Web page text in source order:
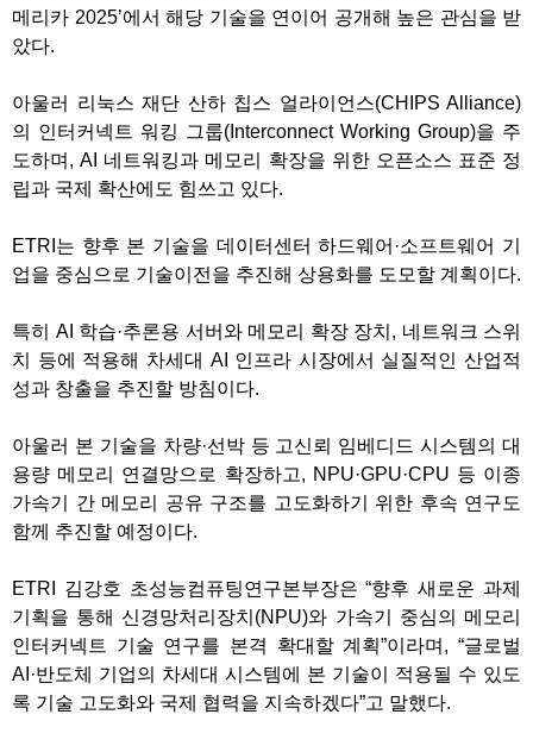
메리카 2025’에서 해당 기술을 연이어 공개해 높은 관심을 받
았다.
아울러 리눅스 재단 산하 칩스 얼라이언스(CHIPS Alliance)
의 인터커넥트 워킹 그룹(Interconnect Working Group)을 주
도하며, AI 네트워킹과 메모리 확장을 위한 오픈소스 표준 정
립과 국제 확산에도 힘쓰고 있다.
ETRI는 향후 본 기술을 데이터센터 하드웨어·소프트웨어 기
업을 중심으로 기술이전을 추진해 상용화를 도모할 계획이다.
특히 AI 학습·추론용 서버와 메모리 확장 장치, 네트워크 스위
치 등에 적용해 차세대 AI 인프라 시장에서 실질적인 산업적
성과 창출을 추진할 방침이다.
아울러 본 기술을 차량·선박 등 고신뢰 임베디드 시스템의 대
용량 메모리 연결망으로 확장하고, NPU·GPU·CPU 등 이종
가속기 간 메모리 공유 구조를 고도화하기 위한 후속 연구도
함께 추진할 예정이다.
ETRI 김강호 초성능컴퓨팅연구본부장은 “향후 새로운 과제
기획을 통해 신경망처리장치(NPU)와 가속기 중심의 메모리
인터커넥트 기술 연구를 본격 확대할 계획”이라며, “글로벌
AI·반도체 기업의 차세대 시스템에 본 기술이 적용될 수 있도
록 기술 고도화와 국제 협력을 지속하겠다”고 말했다.